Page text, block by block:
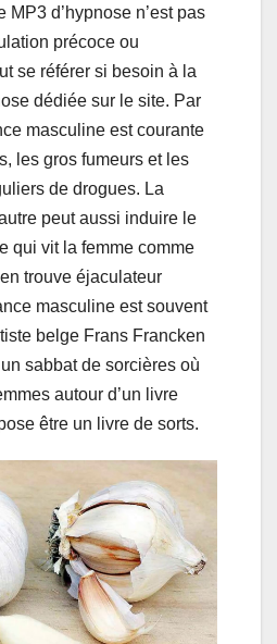
MP3 d’hypnose n’est pas
précoce ou
se référer si besoin à la
dédiée sur le site. Par
masculine est courante
les gros fumeurs et les
de drogues. La
peut aussi induire le
qui vit la femme comme
trouve éjaculateur
masculine est souvent
belge Frans Francken
sabbat de sorcières où
autour d’un livre
être un livre de sorts.